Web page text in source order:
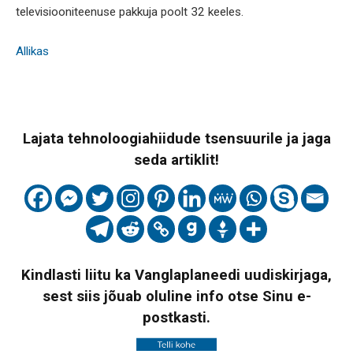
televisiooniteenuse pakkuja poolt 32 keeles.
Allikas
Lajata tehnoloogiahiidude tsensuurile ja jaga
seda artiklit!
Kindlasti liitu ka Vanglaplaneedi uudiskirjaga,
sest siis jõuab oluline info otse Sinu e-
postkasti.